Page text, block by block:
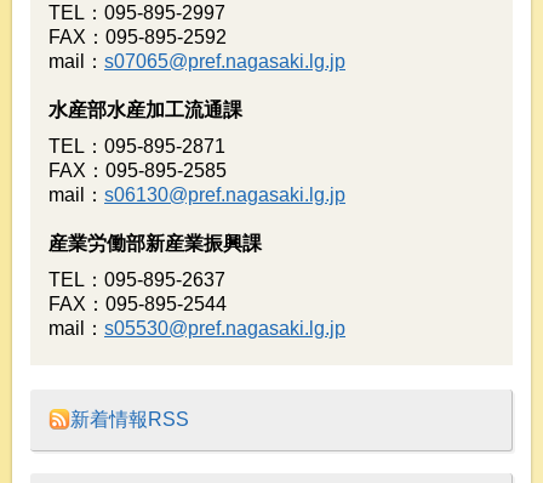
TEL：095-895-2997
FAX：095-895-2592
mail： s07065@pref.nagasaki.lg.jp
水産部水産加工流通課
TEL：095-895-2871
FAX：095-895-2585
mail： s06130@pref.nagasaki.lg.jp
産業労働部新産業振興課
TEL：095-895-2637
FAX：095-895-2544
mail： s05530@pref.nagasaki.lg.jp
新着情報RSS